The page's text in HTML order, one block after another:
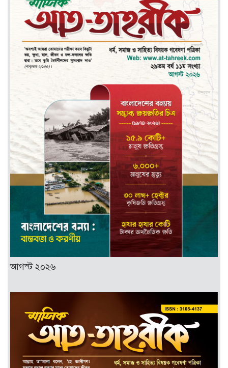
আগস্ট ২০২৬